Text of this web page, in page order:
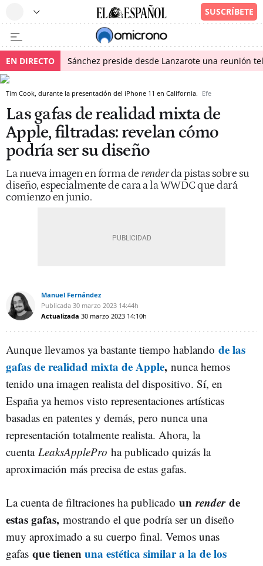
EN DIRECTO Sánchez preside desde Lanzarote una reunión
Tim Cook, durante la presentación del iPhone 11 en California. Efe
Las gafas de realidad mixta de
Apple, filtradas: revelan cómo
podría ser su diseño
La nueva imagen en forma de renderda pistas sobre su
diseño, especialmente de cara a la WWDC que dará
comienzo en junio.
Manuel Fernández
Publicada 30 marzo 2023 14:44h
Actualizada 30 marzo 2023 14:10h
Aunque llevamos ya bastante tiempo hablando de las
gafas de realidad mixta de Apple, nunca hemos
tenido una imagen realista del dispositivo. Sí, en
España ya hemos visto representaciones artísticas
basadas en patentes y demás, pero nunca una
representación totalmente realista. Ahora, la
cuenta LeaksApplePro ha publicado quizás la
aproximación más precisa de estas gafas.
La cuenta de filtraciones ha publicado unrenderde
estas gafas, mostrando el que podría ser un diseño
muy aproximado a su cuerpo final. Vemos unas
gafas que tienenuna estética similar a la de los